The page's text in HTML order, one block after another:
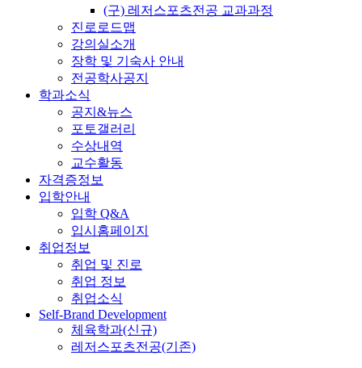
(구) 레저스포츠전공 교과과정
진로로드맵
강의실소개
장학 및 기숙사 안내
전공학사공지
학과소식
공지&뉴스
포토갤러리
수상내역
교수활동
자격증정보
입학안내
입학 Q&A
입시홈페이지
취업정보
취업 및 진로
취업 정보
취업소식
Self-Brand Development
체육학과(신규)
레저스포츠전공(기존)